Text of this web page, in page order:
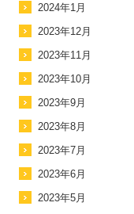
2024年1月
2023年12月
2023年11月
2023年10月
2023年9月
2023年8月
2023年7月
2023年6月
2023年5月